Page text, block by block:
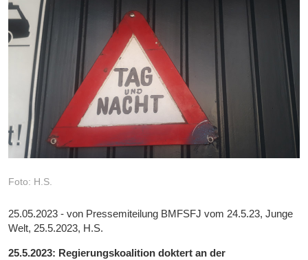
Foto: H.S.
25.05.2023 - von Pressemiteilung BMFSFJ vom 24.5.23, Junge
Welt, 25.5.2023, H.S.
25.5.2023: Regierungskoalition doktert an der